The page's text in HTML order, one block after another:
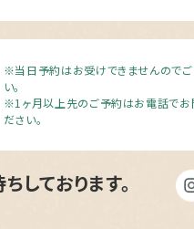
※当日予約はお受けできませんのでご
い。
※1ヶ月以上先のご予約はお電話でお
ださい。
しております。